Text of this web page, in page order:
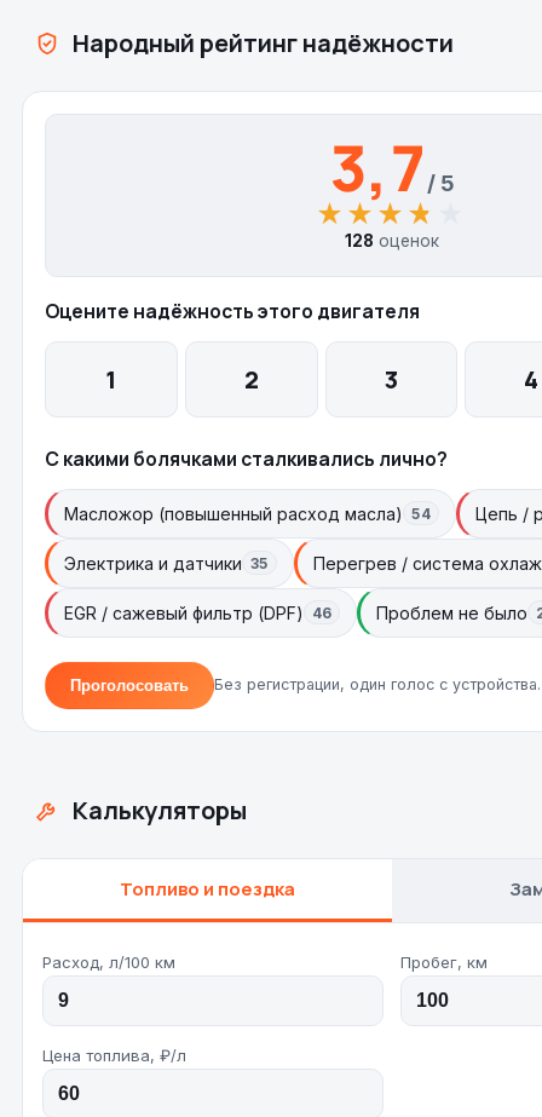
Народный рейтинг надёжности
3,7 / 5
★★★★★
★★★★★
128 оценок
Оцените надёжность этого двигателя
1 2 3 4
С какими болячками сталкивались лично?
Масложор (повышенный расход масла) 54 Цепь /
Электрика и датчики 35 Перегрев / система
EGR / сажевый фильтр (DPF) 46 Проблем не было
Проголосовать Без регистрации, один голос с устройства.
Калькуляторы
Топливо и поездка
Расход, л/100 км Пробег, км
Цена топлива, ₽/л